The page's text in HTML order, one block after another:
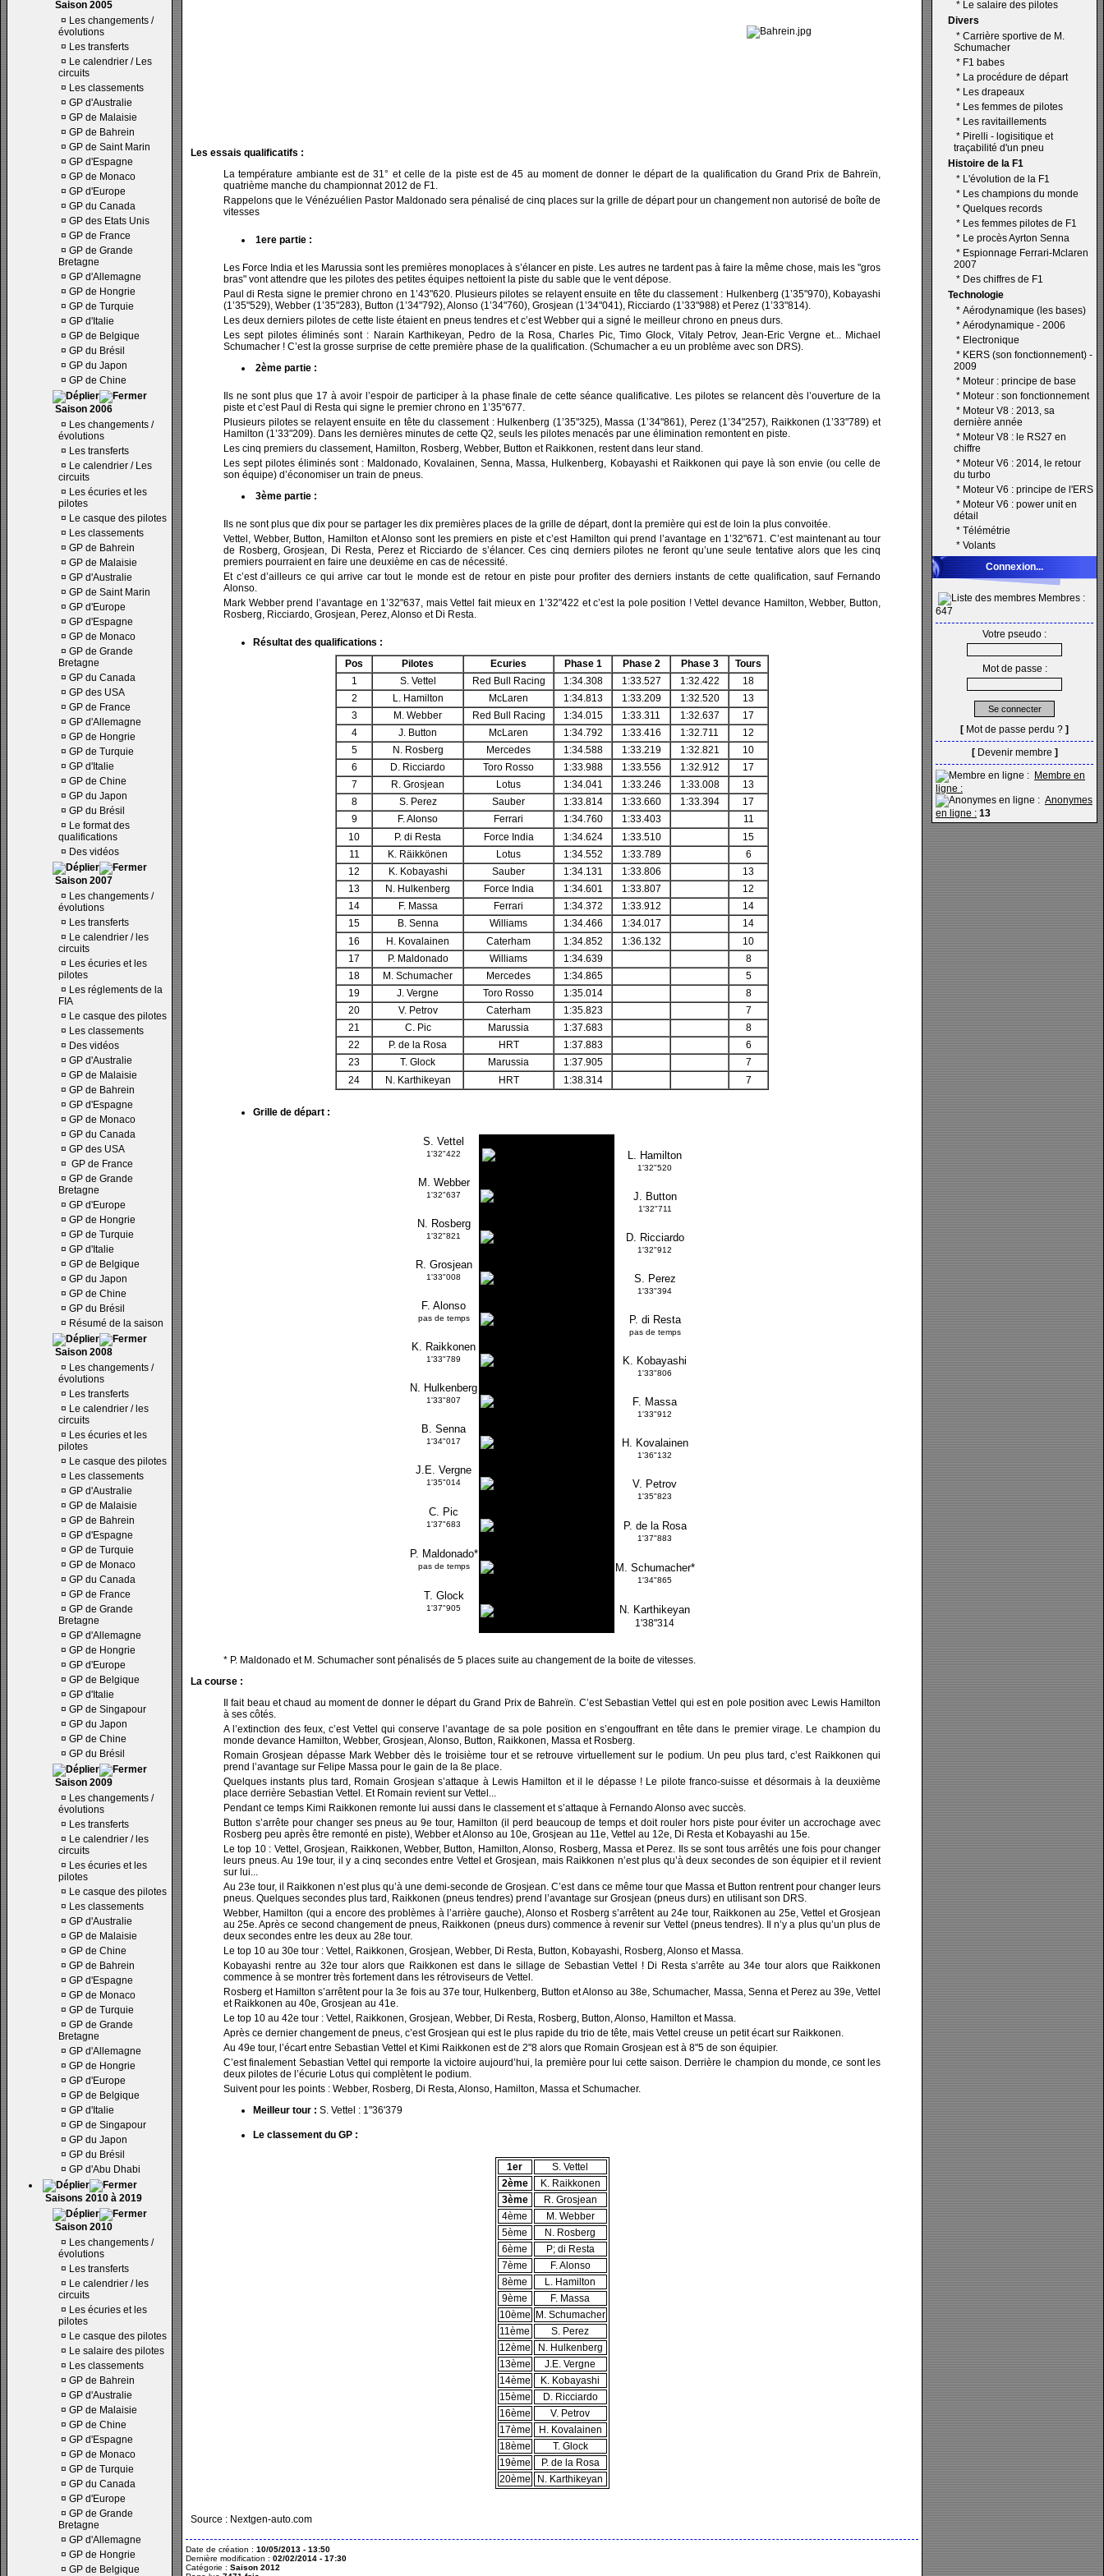
Saison 2005
¤ Les changements /
évolutions
¤ Les transferts
¤ Le calendrier / Les
circuits
¤ Les classements
¤ GP d'Australie
¤ GP de Malaisie
¤ GP de Bahrein
¤ GP de Saint Marin
¤ GP d'Espagne
¤ GP de Monaco
¤ GP d'Europe
¤ GP du Canada
¤ GP des Etats Unis
¤ GP de France
¤ GP de Grande
Bretagne
¤ GP d'Allemagne
¤ GP de Hongrie
¤ GP de Turquie
¤ GP d'Italie
¤ GP de Belgique
¤ GP du Brésil
¤ GP du Japon
¤ GP de Chine
Saison 2006
¤ Les changements /
évolutions
¤ Les transferts
¤ Le calendrier / Les
circuits
¤ Les écuries et les
pilotes
¤ Le casque des pilotes
¤ Les classements
¤ GP de Bahrein
¤ GP de Malaisie
¤ GP d'Australie
¤ GP de Saint Marin
¤ GP d'Europe
¤ GP d'Espagne
¤ GP de Monaco
¤ GP de Grande
Bretagne
¤ GP du Canada
¤ GP des USA
¤ GP de France
¤ GP d'Allemagne
¤ GP de Hongrie
¤ GP de Turquie
¤ GP d'Italie
¤ GP de Chine
¤ GP du Japon
¤ GP du Brésil
¤ Le format des
qualifications
¤ Des vidéos
Saison 2007
¤ Les changements /
évolutions
¤ Les transferts
¤ Le calendrier / les
circuits
¤ Les écuries et les
pilotes
¤ Les réglements de la
FIA
¤ Le casque des pilotes
¤ Les classements
¤ Des vidéos
¤ GP d'Australie
¤ GP de Malaisie
¤ GP de Bahrein
¤ GP d'Espagne
¤ GP de Monaco
¤ GP du Canada
¤ GP des USA
¤ GP de France
¤ GP de Grande
Bretagne
¤ GP d'Europe
¤ GP de Hongrie
¤ GP de Turquie
¤ GP d'Italie
¤ GP de Belgique
¤ GP du Japon
¤ GP de Chine
¤ GP du Brésil
¤ Résumé de la saison
Saison 2008
¤ Les changements /
évolutions
¤ Les transferts
¤ Le calendrier / les
circuits
¤ Les écuries et les
pilotes
¤ Le casque des pilotes
¤ Les classements
¤ GP d'Australie
¤ GP de Malaisie
¤ GP de Bahrein
¤ GP d'Espagne
¤ GP de Turquie
¤ GP de Monaco
¤ GP du Canada
¤ GP de France
¤ GP de Grande
Bretagne
¤ GP d'Allemagne
¤ GP de Hongrie
¤ GP d'Europe
¤ GP de Belgique
¤ GP d'Italie
¤ GP de Singapour
¤ GP du Japon
¤ GP de Chine
¤ GP du Brésil
Saison 2009
¤ Les changements /
évolutions
¤ Les transferts
¤ Le calendrier / les
circuits
¤ Les écuries et les
pilotes
¤ Le casque des pilotes
¤ Les classements
¤ GP d'Australie
¤ GP de Malaisie
¤ GP de Chine
¤ GP de Bahrein
¤ GP d'Espagne
¤ GP de Monaco
¤ GP de Turquie
¤ GP de Grande
Bretagne
¤ GP d'Allemagne
¤ GP de Hongrie
¤ GP d'Europe
¤ GP de Belgique
¤ GP d'Italie
¤ GP de Singapour
¤ GP du Japon
¤ GP du Brésil
¤ GP d'Abu Dhabi
Saisons 2010 à 2019
Saison 2010
¤ Les changements /
évolutions
¤ Les transferts
¤ Le calendrier / les
circuits
¤ Les écuries et les
pilotes
¤ Le casque des pilotes
¤ Le salaire des pilotes
¤ Les classements
¤ GP de Bahrein
¤ GP d'Australie
¤ GP de Malaisie
¤ GP de Chine
¤ GP d'Espagne
¤ GP de Monaco
¤ GP de Turquie
¤ GP du Canada
¤ GP d'Europe
¤ GP de Grande
Bretagne
¤ GP d'Allemagne
¤ GP de Hongrie
¤ GP de Belgique
Les essais qualificatifs :
La température ambiante est de 31° et celle de la piste est de 45 au moment de donner le départ de la qualification du Grand Prix de Bahreïn,
quatrième manche du championnat 2012 de F1.
Rappelons que le Vénézuélien Pastor Maldonado sera pénalisé de cinq places sur la grille de départ pour un changement non autorisé de boîte de
vitesses
1ere partie :
Les Force India et les Marussia sont les premières monoplaces à s’élancer en piste. Les autres ne tardent pas à faire la même chose, mais les "gros
bras" vont attendre que les pilotes des petites équipes nettoient la piste du sable que le vent dépose.
Paul di Resta signe le premier chrono en 1’43"620. Plusieurs pilotes se relayent ensuite en tête du classement : Hulkenberg (1’35"970), Kobayashi
(1’35"529), Webber (1’35"283), Button (1’34"792), Alonso (1’34"760), Grosjean (1’34"041), Ricciardo (1’33"988) et Perez (1’33"814).
Les deux derniers pilotes de cette liste étaient en pneus tendres et c’est Webber qui a signé le meilleur chrono en pneus durs.
Les sept pilotes éliminés sont : Narain Karthikeyan, Pedro de la Rosa, Charles Pic, Timo Glock, Vitaly Petrov, Jean-Eric Vergne et... Michael
Schumacher ! C’est la grosse surprise de cette première phase de la qualification. (Schumacher a eu un problème avec son DRS).
2ème partie :
Ils ne sont plus que 17 à avoir l’espoir de participer à la phase finale de cette séance qualificative. Les pilotes se relancent dès l’ouverture de la
piste et c’est Paul di Resta qui signe le premier chrono en 1’35"677.
Plusieurs pilotes se relayent ensuite en tête du classement : Hulkenberg (1’35"325), Massa (1’34"861), Perez (1’34"257), Raikkonen (1’33"789) et
Hamilton (1’33"209). Dans les dernières minutes de cette Q2, seuls les pilotes menacés par une élimination remontent en piste.
Les cinq premiers du classement, Hamilton, Rosberg, Webber, Button et Raikkonen, restent dans leur stand.
Les sept pilotes éliminés sont : Maldonado, Kovalainen, Senna, Massa, Hulkenberg, Kobayashi et Raikkonen qui paye là son envie (ou celle de
son équipe) d’économiser un train de pneus.
3ème partie :
Ils ne sont plus que dix pour se partager les dix premières places de la grille de départ, dont la première qui est de loin la plus convoitée.
Vettel, Webber, Button, Hamilton et Alonso sont les premiers en piste et c’est Hamilton qui prend l’avantage en 1’32"671. C’est maintenant au tour
de Rosberg, Grosjean, Di Resta, Perez et Ricciardo de s’élancer. Ces cinq derniers pilotes ne feront qu’une seule tentative alors que les cinq
premiers pourraient en faire une deuxième en cas de nécessité.
Et c’est d’ailleurs ce qui arrive car tout le monde est de retour en piste pour profiter des derniers instants de cette qualification, sauf Fernando
Alonso.
Mark Webber prend l’avantage en 1’32"637, mais Vettel fait mieux en 1’32"422 et c’est la pole position ! Vettel devance Hamilton, Webber, Button,
Rosberg, Ricciardo, Grosjean, Perez, Alonso et Di Resta.
Résultat des qualifications :
Pos
Pilotes Ecuries Phase 1 Phase 2 Phase 3
Tours
1
S. Vettel Red Bull Racing 1:34.308 1:33.527 1:32.422
18
2
L. Hamilton McLaren 1:34.813 1:33.209 1:32.520
13
3
M. Webber Red Bull Racing 1:34.015 1:33.311 1:32.637
17
4
J. Button McLaren 1:34.792 1:33.416 1:32.711
12
5
N. Rosberg Mercedes 1:34.588 1:33.219 1:32.821
10
6
D. Ricciardo Toro Rosso 1:33.988 1:33.556 1:32.912
17
7
R. Grosjean Lotus 1:34.041 1:33.246 1:33.008
13
8
S. Perez Sauber 1:33.814 1:33.660 1:33.394
17
9
F. Alonso Ferrari 1:34.760 1:33.403
11
10
P. di Resta Force India 1:34.624 1:33.510
15
11
K. Räikkönen Lotus 1:34.552 1:33.789
6
12
K. Kobayashi Sauber 1:34.131 1:33.806
13
13
N. Hulkenberg Force India 1:34.601 1:33.807
12
14
F. Massa Ferrari 1:34.372 1:33.912
14
15
B. Senna Williams 1:34.466 1:34.017
14
16
H. Kovalainen Caterham 1:34.852 1:36.132
10
17
P. Maldonado Williams 1:34.639
8
18
M. Schumacher Mercedes 1:34.865
5
19
J. Vergne Toro Rosso 1:35.014
8
20
V. Petrov Caterham 1:35.823
7
21
C. Pic Marussia 1:37.683
8
22
P. de la Rosa HRT 1:37.883
6
23
T. Glock Marussia 1:37.905
7
24
N. Karthikeyan HRT 1:38.314 7
Grille de départ :
S. Vettel
1'32"422 L. Hamilton
1'32"520
M. Webber
1'32"637 J. Button
1'32"711
N. Rosberg
1'32"821 D. Ricciardo
1'32"912
R. Grosjean
1'33"008 S. Perez
1'33"394
F. Alonso
pas de temps P. di Resta
pas de temps
K. Raikkonen
1'33"789 K. Kobayashi
1'33"806
N. Hulkenberg
1'33"807 F. Massa
1'33"912
B. Senna
1'34"017 H. Kovalainen
1'36"132
J.E. Vergne
1'35"014 V. Petrov
1'35"823
C. Pic
1'37"683 P. de la Rosa
1'37"883
P. Maldonado*
pas de temps M. Schumacher*
1'34"865
T. Glock
1'37"905 N. Karthikeyan
1'38"314
* P. Maldonado et M. Schumacher sont pénalisés de 5 places suite au changement de la boite de vitesses.
La course :
Il fait beau et chaud au moment de donner le départ du Grand Prix de Bahreïn. C’est Sebastian Vettel qui est en pole position avec Lewis Hamilton
à ses côtés.
A l’extinction des feux, c’est Vettel qui conserve l’avantage de sa pole position en s’engouffrant en tête dans le premier virage. Le champion du
monde devance Hamilton, Webber, Grosjean, Alonso, Button, Raikkonen, Massa et Rosberg.
Romain Grosjean dépasse Mark Webber dès le troisième tour et se retrouve virtuellement sur le podium. Un peu plus tard, c’est Raikkonen qui
prend l’avantage sur Felipe Massa pour le gain de la 8e place.
Quelques instants plus tard, Romain Grosjean s’attaque à Lewis Hamilton et il le dépasse ! Le pilote franco-suisse et désormais à la deuxième
place derrière Sebastian Vettel. Et Romain revient sur Vettel...
Pendant ce temps Kimi Raikkonen remonte lui aussi dans le classement et s’attaque à Fernando Alonso avec succès.
Button s’arrête pour changer ses pneus au 9e tour, Hamilton (il perd beaucoup de temps et doit rouler hors piste pour éviter un accrochage avec
Rosberg peu après être remonté en piste), Webber et Alonso au 10e, Grosjean au 11e, Vettel au 12e, Di Resta et Kobayashi au 15e.
Le top 10 : Vettel, Grosjean, Raikkonen, Webber, Button, Hamilton, Alonso, Rosberg, Massa et Perez. Ils se sont tous arrêtés une fois pour changer
leurs pneus. Au 19e tour, il y a cinq secondes entre Vettel et Grosjean, mais Raikkonen n’est plus qu’à deux secondes de son équipier et il revient
sur lui...
Au 23e tour, il Raikkonen n’est plus qu’à une demi-seconde de Grosjean. C’est dans ce même tour que Massa et Button rentrent pour changer leurs
pneus. Quelques secondes plus tard, Raikkonen (pneus tendres) prend l’avantage sur Grosjean (pneus durs) en utilisant son DRS.
Webber, Hamilton (qui a encore des problèmes à l’arrière gauche), Alonso et Rosberg s’arrêtent au 24e tour, Raikkonen au 25e, Vettel et Grosjean
au 25e. Après ce second changement de pneus, Raikkonen (pneus durs) commence à revenir sur Vettel (pneus tendres). Il n’y a plus qu’un plus de
deux secondes entre les deux au 28e tour.
Le top 10 au 30e tour : Vettel, Raikkonen, Grosjean, Webber, Di Resta, Button, Kobayashi, Rosberg, Alonso et Massa.
Kobayashi rentre au 32e tour alors que Raikkonen est dans le sillage de Sebastian Vettel ! Di Resta s’arrête au 34e tour alors que Raikkonen
commence à se montrer très fortement dans les rétroviseurs de Vettel.
Rosberg et Hamilton s’arrêtent pour la 3e fois au 37e tour, Hulkenberg, Button et Alonso au 38e, Schumacher, Massa, Senna et Perez au 39e, Vettel
et Raikkonen au 40e, Grosjean au 41e.
Le top 10 au 42e tour : Vettel, Raikkonen, Grosjean, Webber, Di Resta, Rosberg, Button, Alonso, Hamilton et Massa.
Après ce dernier changement de pneus, c’est Grosjean qui est le plus rapide du trio de tête, mais Vettel creuse un petit écart sur Raikkonen.
Au 49e tour, l’écart entre Sebastian Vettel et Kimi Raikkonen est de 2"8 alors que Romain Grosjean est à 8"5 de son équipier.
C’est finalement Sebastian Vettel qui remporte la victoire aujourd’hui, la première pour lui cette saison. Derrière le champion du monde, ce sont les
deux pilotes de l’écurie Lotus qui complètent le podium.
Suivent pour les points : Webber, Rosberg, Di Resta, Alonso, Hamilton, Massa et Schumacher.
Meilleur tour : S. Vettel : 1"36'379
Le classement du GP :
1er
S. Vettel
2ème
K. Raikkonen
3ème
R. Grosjean
4ème
M. Webber
5ème
N. Rosberg
6ème
P; di Resta
7ème
F. Alonso
8ème
L. Hamilton
9ème
F. Massa
10ème
M. Schumacher
11ème
S. Perez
12ème
N. Hulkenberg
13ème
J.E. Vergne
14ème
K. Kobayashi
15ème
D. Ricciardo
16ème
V. Petrov
17ème
H. Kovalainen
18ème
T. Glock
19ème
P. de la Rosa
20ème
N. Karthikeyan
Source : Nextgen-auto.com
Date de création : 10/05/2013 - 13:50
Dernière modification : 02/02/2014 - 17:30
Catégorie : Saison 2012
* Le salaire des pilotes
Divers
* Carrière sportive de M.
Schumacher
* F1 babes
* La procédure de départ
* Les drapeaux
* Les femmes de pilotes
* Les ravitaillements
* Pirelli - logisitique et
traçabilité d'un pneu
Histoire de la F1
* L'évolution de la F1
* Les champions du monde
* Quelques records
* Les femmes pilotes de F1
* Le procès Ayrton Senna
* Espionnage Ferrari-Mclaren
2007
* Des chiffres de F1
Technologie
* Aérodynamique (les bases)
* Aérodynamique - 2006
* Electronique
* KERS (son fonctionnement) -
2009
* Moteur : principe de base
* Moteur : son fonctionnement
* Moteur V8 : 2013, sa
dernière année
* Moteur V8 : le RS27 en
chiffre
* Moteur V6 : 2014, le retour
du turbo
* Moteur V6 : principe de l'ERS
* Moteur V6 : power unit en
détail
* Télémétrie
* Volants
Connexion...
Membres :
647
Votre pseudo :
Mot de passe :
[ Mot de passe perdu ? ]
[ Devenir membre ]
Membre en
ligne :
Anonymes
en ligne : 13